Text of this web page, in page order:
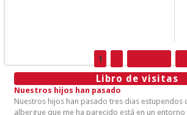
Páginas1
Libro de visitas
Nuestros hijos han pasado
Nuestros hijos han pasado tres dias estupendos
albergue que me ha parecido está en un